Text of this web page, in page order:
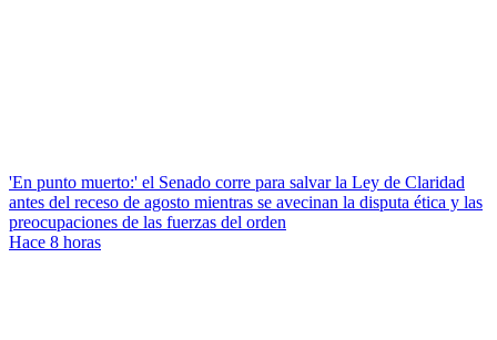
'En punto muerto:' el Senado corre para salvar la Ley de Claridad
antes del receso de agosto mientras se avecinan la disputa ética y las
preocupaciones de las fuerzas del orden
Hace 8 horas